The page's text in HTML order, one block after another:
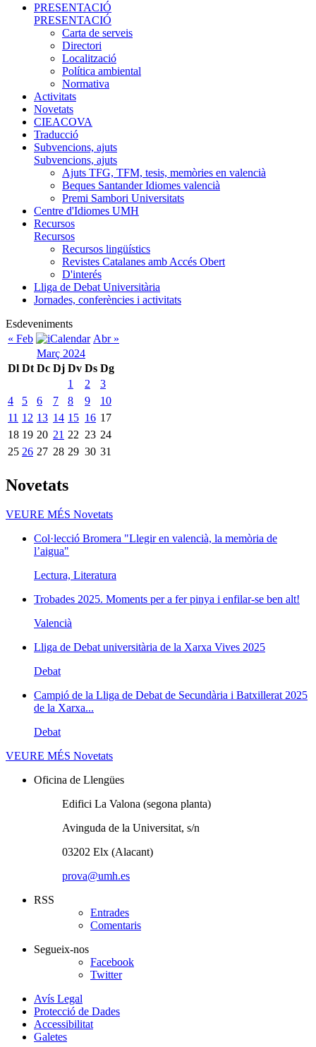
PRESENTACIÓ
PRESENTACIÓ
Carta de serveis
Directori
Localització
Política ambiental
Normativa
Activitats
Novetats
CIEACOVA
Traducció
Subvencions, ajuts
Subvencions, ajuts
Ajuts TFG, TFM, tesis, memòries en valencià
Beques Santander Idiomes valencià
Premi Sambori Universitats
Centre d'Idiomes UMH
Recursos
Recursos
Recursos lingüístics
Revistes Catalanes amb Accés Obert
D'interés
Lliga de Debat Universitària
Jornades, conferències i activitats
Esdeveniments
« Feb
Abr »
Març 2024
Dl Dt Dc Dj Dv Ds Dg
1
2
3
4
5 6 7 8 9
10
11 12 13 14 15 16 17
18 19 20 21 22 23 24
25 26 27 28 29 30 31
Novetats
VEURE MÉS Novetats
Col·lecció Bromera "Llegir en valencià, la memòria de
l’aigua"
Lectura, Literatura
Trobades 2025. Moments per a fer pinya i enfilar-se ben alt!
Valencià
Lliga de Debat universitària de la Xarxa Vives 2025
Debat
Campió de la Lliga de Debat de Secundària i Batxillerat 2025
de la Xarxa...
Debat
VEURE MÉS Novetats
Oficina de Llengües
Edifici La Valona (segona planta)
Avinguda de la Universitat, s/n
03202 Elx (Alacant)
prova@umh.es
RSS
Entrades
Comentaris
Segueix-nos
Facebook
Twitter
Avís Legal
Protecció de Dades
Accessibilitat
Galetes